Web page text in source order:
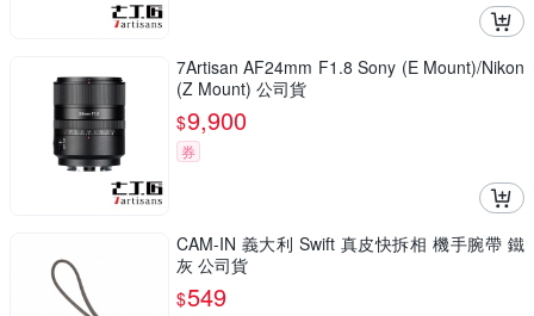
7Artisan AF24mm F1.8 Sony (E Mount)/Nikon
(Z Mount) 公司貨
$9,900
券
CAM-IN 義大利 Swift 真皮快拆相 機手腕帶 鐵
灰 公司貨
$549